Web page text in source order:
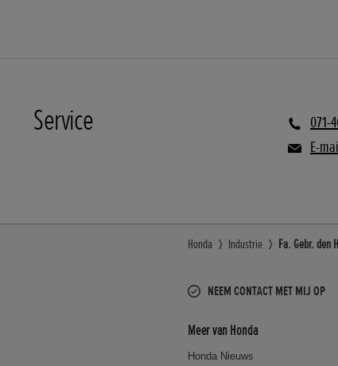
Service
071-
E-
Honda Industrie Fa. Gebr. den
NEEM CONTACT MET MIJ OP
Meer van Honda
Honda Nieuws